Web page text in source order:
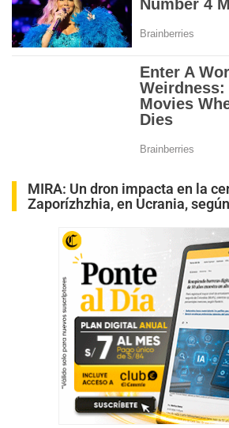
MIRA: Un dron impacta en la
Zaporízhzhia, en Ucrania,